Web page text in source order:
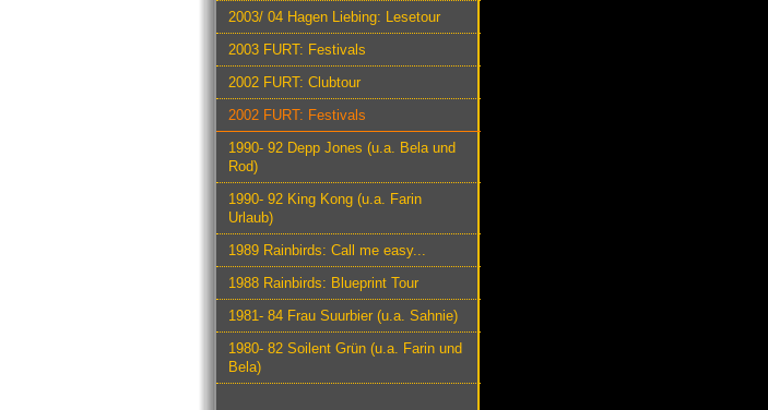
2003/ 04 Hagen Liebing: Lesetour
2003 FURT: Festivals
2002 FURT: Clubtour
2002 FURT: Festivals
1990- 92 Depp Jones (u.a. Bela und
Rod)
1990- 92 King Kong (u.a. Farin
Urlaub)
1989 Rainbirds: Call me easy...
1988 Rainbirds: Blueprint Tour
1981- 84 Frau Suurbier (u.a. Sahnie)
1980- 82 Soilent Grün (u.a. Farin und
Bela)